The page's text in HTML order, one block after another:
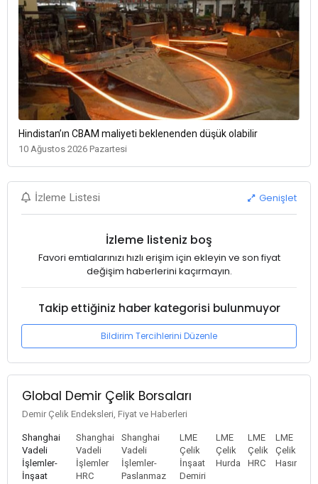
Hindistan’ın CBAM maliyeti beklenenden düşük olabilir
10 Ağustos 2026 Pazartesi
İzleme Listesi Genişlet
İzleme listeniz boş
Favori emtialarınızı hızlı erişim için ekleyin ve son fiyat
değişim haberlerini kaçırmayın.
Takip ettiğiniz haber kategorisi bulunmuyor
Bildirim Tercihlerini Düzenle
Global Demir Çelik Borsaları
Demir Çelik Endeksleri, Fiyat ve Haberleri
Shanghai
Vadeli
İşlemler-
İnşaat
Shanghai
Vadeli
İşlemler
HRC
Shanghai
Vadeli
İşlemler-
Paslanmaz
LME
Çelik
İnşaat
Demiri
LME
Çelik
Hurda
LME
Çelik
HRC
LME
Çelik
Hasır